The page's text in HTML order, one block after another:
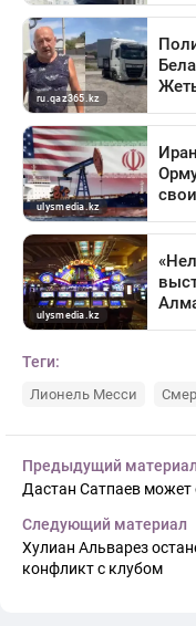
Теги:
Лионель Месси
Предыдущий материал
Дастан Сатпаев может
Следующий материал
Хулиан Альварез
конфликт с клубом